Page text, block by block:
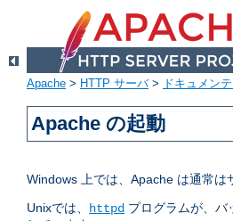
Apache > HTTP サーバ> ドキュメン
Apache の起動
Windows 上では、Apache は通常は
Unixでは、 httpd プログラムが、バ